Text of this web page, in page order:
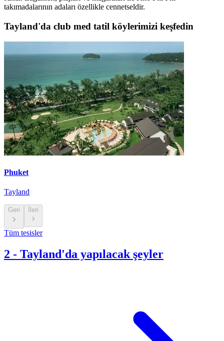
takımadalarının adaları özellikle cennetseldir.
Tayland'da club med tatil köylerimizi keşfedin
Phuket
Tayland
Geri İleri
Tüm tesisler
2 - Tayland'da yapılacak şeyler